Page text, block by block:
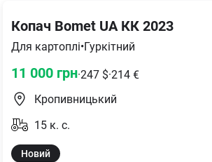
Копач Bomet UA КК 2023
Для картоплі•Гуркітний
11 000 грн·247 $·214 €
Кропивницький
15 к. с.
Новий